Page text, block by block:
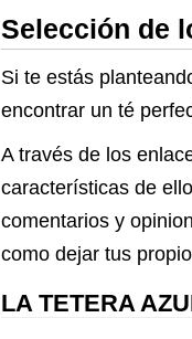
desintoxicante para
natural de ginseng y
dátiles rojos para
hombres y mujeres
Selección de
Si te estás
encontrar un té
A través de los
características de
comentarios y
como dejar tus
LA TETERA